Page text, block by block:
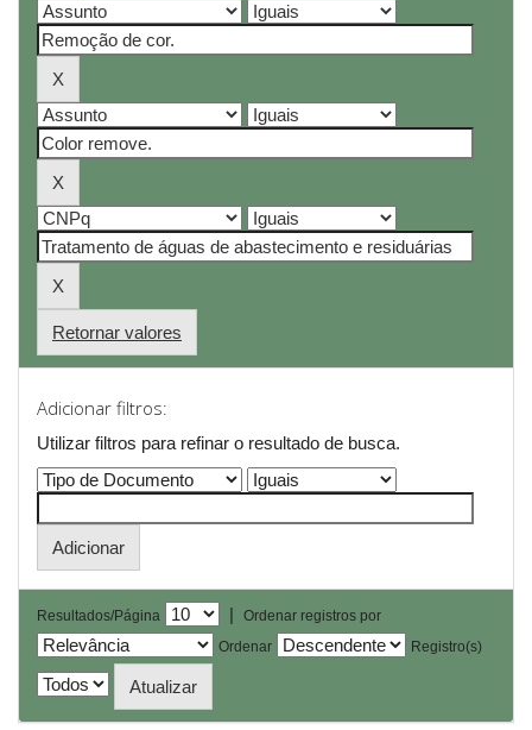
Retornar valores
Adicionar filtros:
Utilizar filtros para refinar o resultado de busca.
Resultados/Página |
Ordenar registros por
Ordenar
Registro(s)